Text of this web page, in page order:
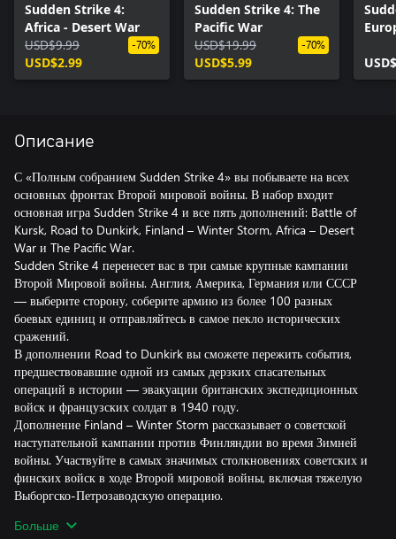
Sudden Strike 4:
Africa - Desert War
USD$9.99
USD$2.99
-70%
Sudden Strike 4: The
Pacific War
USD$19.99
USD$5.99
-70%
Описание
С «Полным собранием Sudden Strike 4» вы побываете на всех
основных фронтах Второй мировой войны. В набор входит
основная игра Sudden Strike 4 и все пять дополнений: Battle of
Kursk, Road to Dunkirk, Finland – Winter Storm, Africa – Desert
War и The Pacific War.
Sudden Strike 4 перенесет вас в три самые крупные кампании
Второй Мировой войны. Англия, Америка, Германия или СССР
— выберите сторону, соберите армию из более 100 разных
боевых единиц и отправляйтесь в самое пекло исторических
сражений.
В дополнении Road to Dunkirk вы сможете пережить события,
предшествовавшие одной из самых дерзких спасательных
операций в истории — эвакуации британских экспедиционных
войск и французских солдат в 1940 году.
Дополнение Finland – Winter Storm рассказывает о советской
наступательной кампании против Финляндии во время Зимней
войны. Участвуйте в самых значимых столкновениях советских и
финских войск в ходе Второй мировой войны, включая тяжелую
Выборгско-Петрозаводскую операцию.
жаре. В дополнении Africa – Desert War вы сможете отдать
Больше